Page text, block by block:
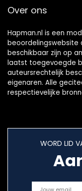
Over ons
Hapman.nl is een
beoordelingswebsite
beschikbaar zijn op
laatst toegevoegde
auteursrechtelijk
eigenaren. Alle
respectievelijke
WORD LID